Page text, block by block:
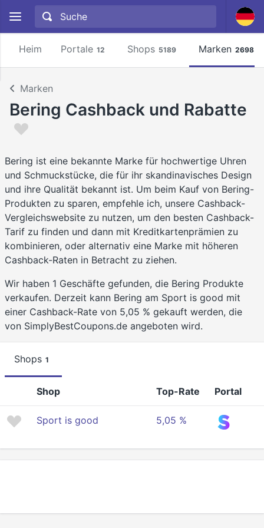
Heim Portale 12 Shops 5189 Marken 2698
Marken
Bering Cashback und Rabatte
Bering ist eine bekannte Marke für hochwertige Uhren
und Schmuckstücke, die für ihr skandinavisches Design
und ihre Qualität bekannt ist. Um beim Kauf von Bering-
Produkten zu sparen, empfehle ich, unsere Cashback-
Vergleichswebsite zu nutzen, um den besten Cashback-
Tarif zu finden und dann mit Kreditkartenprämien zu
kombinieren, oder alternativ eine Marke mit höheren
Cashback-Raten in Betracht zu ziehen.
Wir haben 1 Geschäfte gefunden, die Bering Produkte
verkaufen. Derzeit kann Bering am Sport is good mit
einer Cashback-Rate von 5,05 % gekauft werden, die
von SimplyBestCoupons.de angeboten wird.
Shops 1
Shop Top-Rate Portal
Sport is good 5,05 %